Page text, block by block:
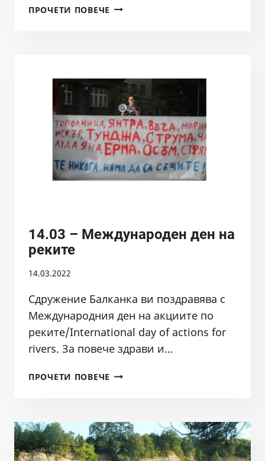
ПРОЧЕТИ ПОВЕЧЕ КОЛКО
ТУРСКИ
ПОТОК?
14.03 – Международен ден на
реките
14.03.2022
Сдружение Балканка ви поздравява с
Международния ден на акциите по
реките/International day of actions for
rivers. За повече здрави и…
ПРОЧЕТИ ПОВЕЧЕ 14.03
НА
РЕКИТЕ